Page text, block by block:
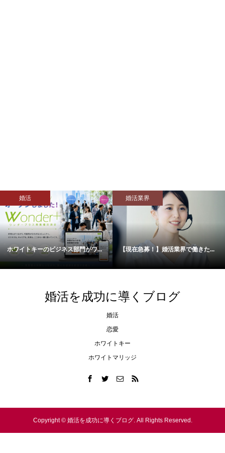
ネス部門がワ...
婚活業界
【現在急募！】婚活業界で働きた...
モテない人
【脱！恋人いない
婚活を成功に導くブログ
婚活
恋愛
ホワイトキー
ホワイトマリッジ
Copyright ©婚活を成功に導くブログ. All Rights Reserved.